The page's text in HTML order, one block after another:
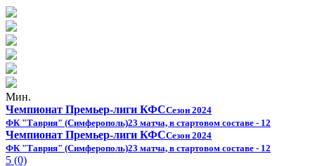
Мин.
Чемпионат Премьер-лиги КФССезон 2024
ФК "Таврия" (Симферополь)23 матча, в стартовом составе - 12
Чемпионат Премьер-лиги КФССезон 2024
ФК "Таврия" (Симферополь)23 матча, в стартовом составе - 12
5 (0)